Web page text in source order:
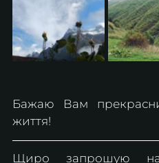
Бажаю Вам
життя!
Щиро запрошую